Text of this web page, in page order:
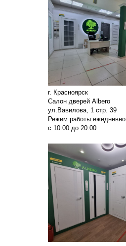
г. Красноярск
Салон дверей Albero
ул.Вавилова, 1 стр. 39
Режим работы:ежедневно
с 10:00 до 20:00